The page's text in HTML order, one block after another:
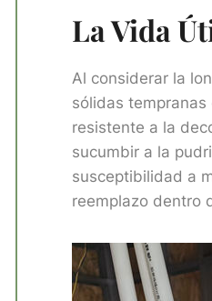
La Vida
Al considerar la
sólidas tempranas
resistente a la
sucumbir a la
susceptibilidad a
reemplazo dentro